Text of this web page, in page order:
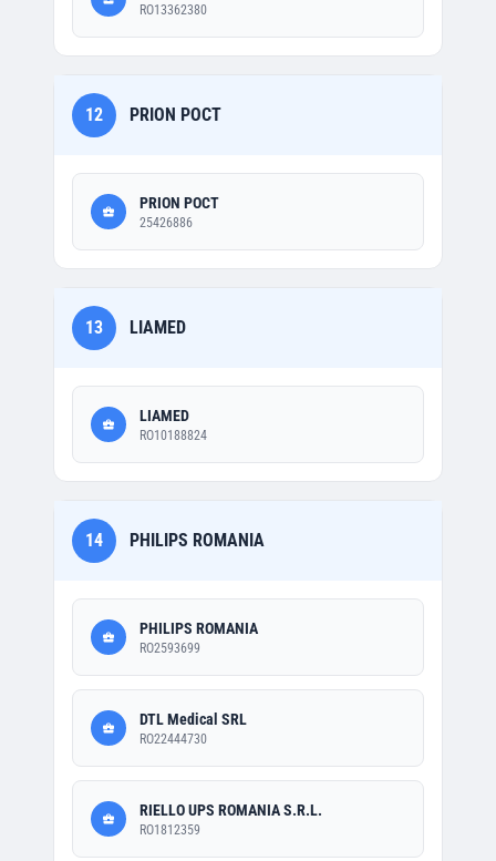
RO13362380
12 PRION POCT
PRION POCT
25426886
13 LIAMED
LIAMED
RO10188824
14 PHILIPS ROMANIA
PHILIPS ROMANIA
RO2593699
DTL Medical SRL
RO22444730
RIELLO UPS ROMANIA S.R.L.
RO1812359